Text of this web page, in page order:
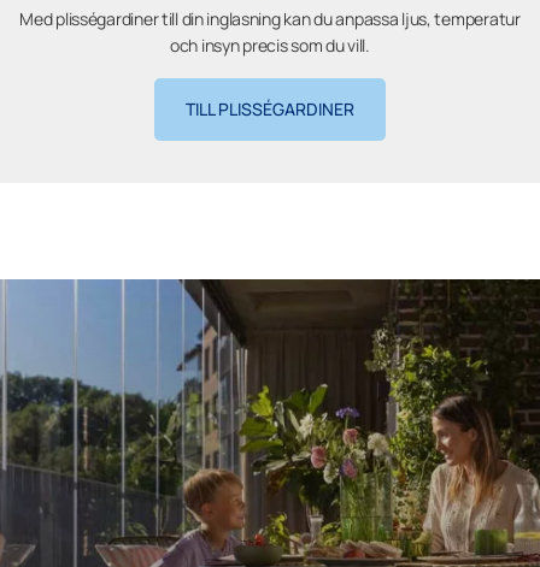
Med plisségardiner till din inglasning kan du anpassa ljus, temperatur
och insyn precis som du vill.
TILL PLISSÉGARDINER